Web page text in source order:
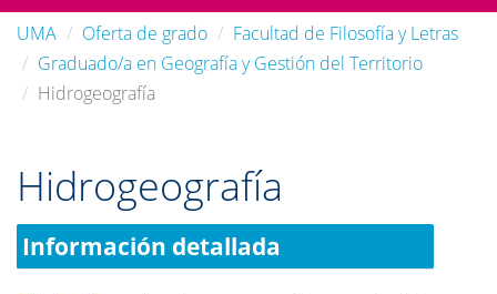
UMA
Oferta de grado
Facultad de Filosofía y Letras
Graduado/a en Geografía y Gestión del Territorio
Hidrogeografía
Hidrogeografía
Información detallada